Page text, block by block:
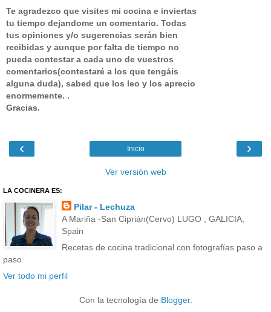
Te agradezco que visites mi cocina e inviertas
tu tiempo dejandome un comentario. Todas
tus opiniones y/o sugerencias serán bien
recibidas y aunque por falta de tiempo no
pueda contestar a cada uno de vuestros
comentarios(contestaré a los que tengáis
alguna duda), sabed que los leo y los aprecio
enormemente. .
Gracias.
‹ ›
Inicio
Ver versión web
LA COCINERA ES:
Pilar - Lechuza
A Mariña -San Ciprián(Cervo) LUGO , GALICIA,
Spain
Recetas de cocina tradicional con fotografías paso a
paso
Ver todo mi perfil
Con la tecnología de Blogger.